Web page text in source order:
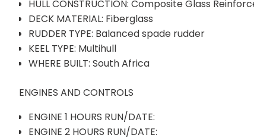
HULL CONSTRUCTION: Composite Glass
DECK MATERIAL: Fiberglass
RUDDER TYPE: Balanced spade rudder
KEEL TYPE: Multihull
WHERE BUILT: South Africa
ENGINES AND CONTROLS
ENGINE 1 HOURS RUN/DATE:
ENGINE 2 HOURS RUN/DATE: